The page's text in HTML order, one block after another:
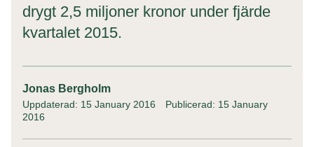
drygt 2,5 miljoner kronor under fjärde
kvartalet 2015.
Jonas Bergholm
Uppdaterad: 15 January 2016
Publicerad: 15 January
2016